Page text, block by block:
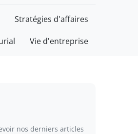
Stratégies d'affaires
Vie d'entreprise
nos derniers articles